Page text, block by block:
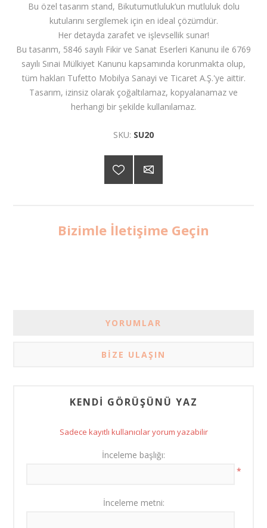
Bu özel tasarım stand, Bikutumutluluk’un mutluluk dolu
kutularını sergilemek için en ideal çözümdür.
Her detayda zarafet ve işlevsellik sunar!
Bu tasarım, 5846 sayılı Fikir ve Sanat Eserleri Kanunu ile 6769
sayılı Sınai Mülkiyet Kanunu kapsamında korunmakta olup,
tüm hakları Tufetto Mobilya Sanayi ve Ticaret A.Ş.'ye aittir.
Tasarım, izinsiz olarak çoğaltılamaz, kopyalanamaz ve
herhangi bir şekilde kullanılamaz.
SKU: SU20
Bizimle İletişime Geçin
YORUMLAR
BIZE ULAŞIN
KENDI GÖRÜŞÜNÜ YAZ
Sadece kayıtlı kullanıcılar yorum yazabilir
İnceleme başlığı:
*
İnceleme metni: